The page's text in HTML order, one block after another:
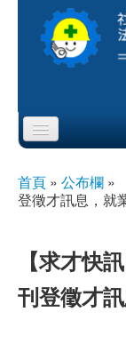
Skip to content
Skip to
協會簡介
服務項目
公布欄
您在這裡
首頁 » 公布欄 »
登徵才訊息，就
【求才快
刊登徵才